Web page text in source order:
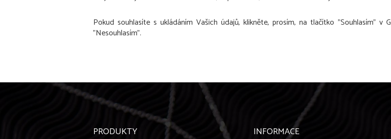
Pokud souhlasíte s ukládáním Vašich údajů, klikněte, prosím, na tlačítko "Souhlasím" v
"Nesouhlasím".
PRODUKTY INFORMACE